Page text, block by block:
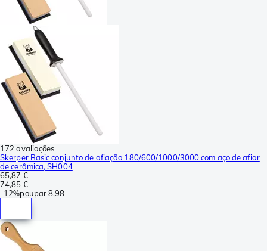
172 avaliações
Skerper Basic conjunto de afiação 180/600/1000/3000 com aço de afiar
de cerâmica, SH004
65,87 €
74,85 €
-12%poupar8,98